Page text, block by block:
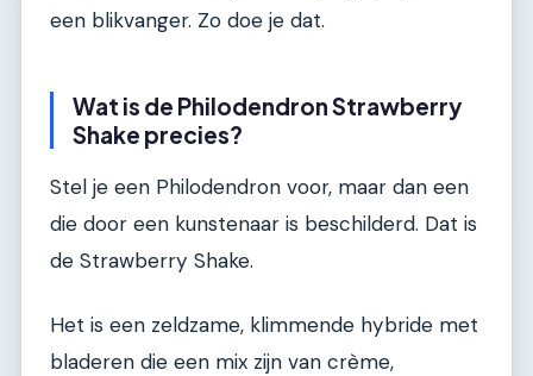
een blikvanger. Zo doe je dat.
Wat is de Philodendron Strawberry
Shake precies?
Stel je een Philodendron voor, maar dan een
die door een kunstenaar is beschilderd. Dat is
de Strawberry Shake.
Het is een zeldzame, klimmende hybride met
bladeren die een mix zijn van crème,